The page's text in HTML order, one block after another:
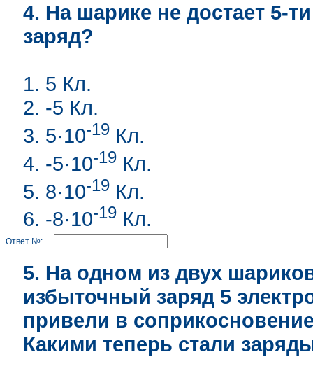
4. На шарике не достает 5-
заряд?
1. 5 Кл.
2. -5 Кл.
3. 5·10-19 Кл.
4. -5·10-19 Кл.
5. 8·10-19 Кл.
6. -8·10-19 Кл.
Ответ №:
5. На одном из двух
избыточный заряд 5
привели в
Какими теперь стали